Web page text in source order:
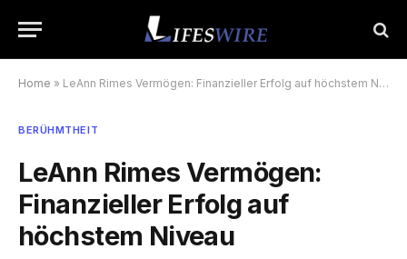
Home » LeAnn Rimes Vermögen: Finanzieller Erfolg auf höchstem Niveau
BERÜHMTHEIT
LeAnn Rimes Vermögen:
Finanzieller Erfolg auf
höchstem Niveau